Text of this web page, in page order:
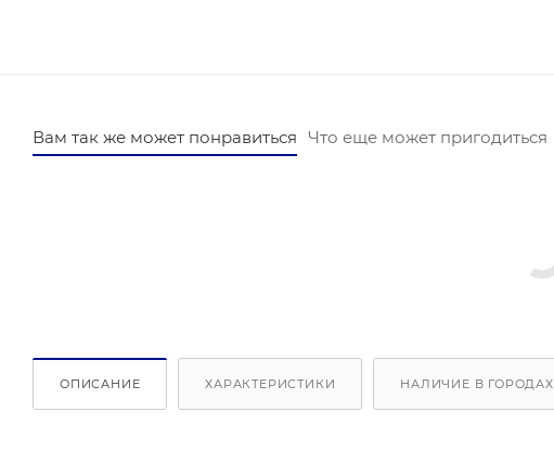
Вам так же может понравиться Что еще может пригодиться
ОПИСАНИЕ ХАРАКТЕРИСТИКИ НАЛИЧИЕ В ГОРОДАХ